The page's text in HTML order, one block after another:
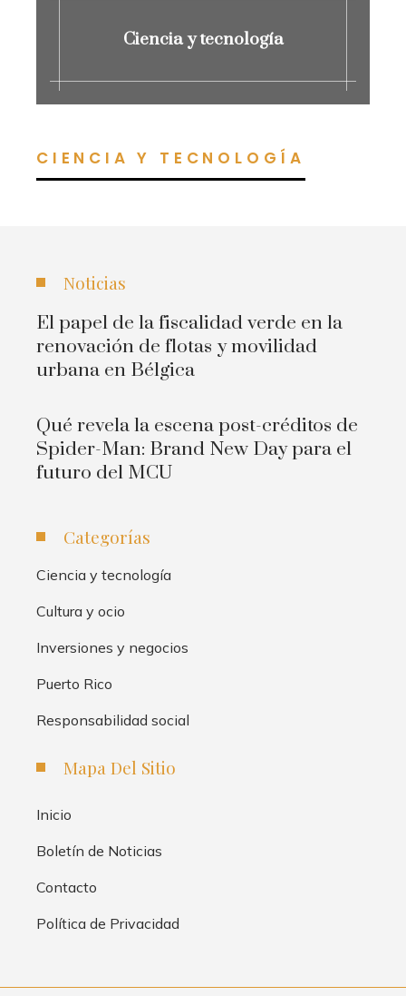
Ciencia y tecnología
CIENCIA Y TECNOLOGÍA
Noticias
El papel de la fiscalidad verde en la
renovación de flotas y movilidad
urbana en Bélgica
Qué revela la escena post-créditos de
Spider-Man: Brand New Day para el
futuro del MCU
Categorías
Ciencia y tecnología
Cultura y ocio
Inversiones y negocios
Puerto Rico
Responsabilidad social
Mapa Del Sitio
Inicio
Boletín de Noticias
Contacto
Política de Privacidad